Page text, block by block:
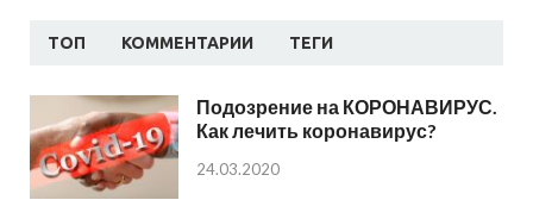
ТОП КОММЕНТАРИИ ТЕГИ
Подозрение на КОРОНАВИРУС.
Как лечить коронавирус?
24.03.2020